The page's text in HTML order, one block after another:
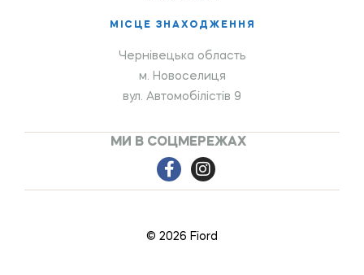
МІСЦЕ ЗНАХОДЖЕННЯ
Чернівецька область
м. Новоселиця
вул. Автомобілістів 9
МИ В СОЦМЕРЕЖАХ
© 2026 Fiord